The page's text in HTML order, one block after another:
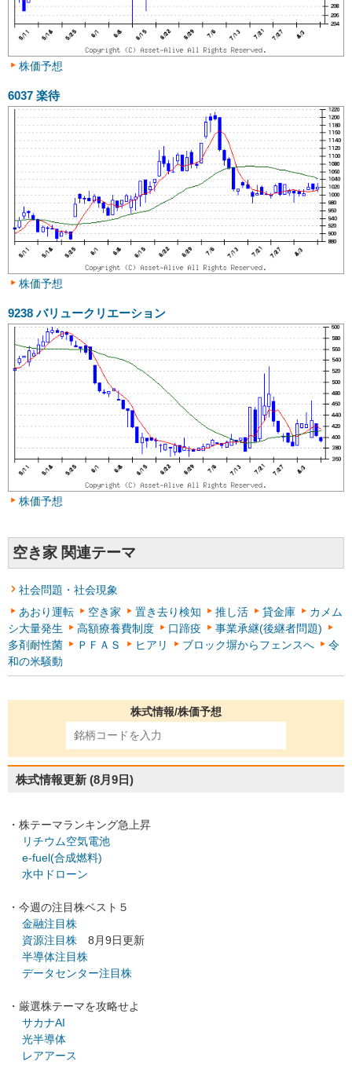
株価予想
6037 楽待
株価予想
9238 バリュークリエーション
株価予想
空き家 関連テーマ
社会問題・社会現象
あおり運転
空き家 置き去り検知 推し活 貸金庫
カメム
シ大量発生
高額療養費制度 口蹄疫
事業承継(後継者問題)
多剤耐性菌
ＰＦＡＳ ヒアリ ブロック塀からフェンスへ
令
和の米騒動
株式情報/株価予想
株式情報更新 (8月9日)
・株テーマランキング急上昇
リチウム空気電池
e-fuel(合成燃料)
水中ドローン
・今週の注目株ベスト５
金融注目株
資源注目株 8月9日更新
半導体注目株
データセンター注目株
・厳選株テーマを攻略せよ
サカナAI
光半導体
レアアース